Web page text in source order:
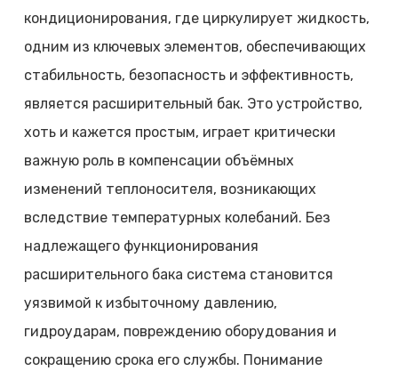
кондиционирования, где циркулирует жидкость,
одним из ключевых элементов, обеспечивающих
стабильность, безопасность и эффективность,
является расширительный бак. Это устройство,
хоть и кажется простым, играет критически
важную роль в компенсации объёмных
изменений теплоносителя, возникающих
вследствие температурных колебаний. Без
надлежащего функционирования
расширительного бака система становится
уязвимой к избыточному давлению,
гидроударам, повреждению оборудования и
сокращению срока его службы. Понимание